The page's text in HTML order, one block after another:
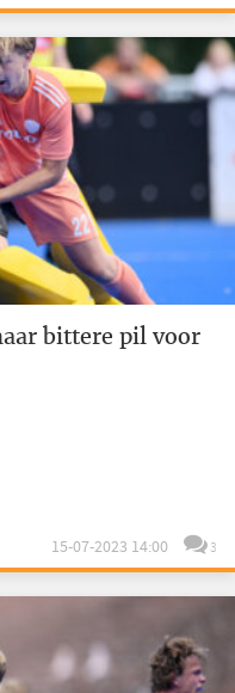
bittere pil voor
15-07-2023 14:00 3